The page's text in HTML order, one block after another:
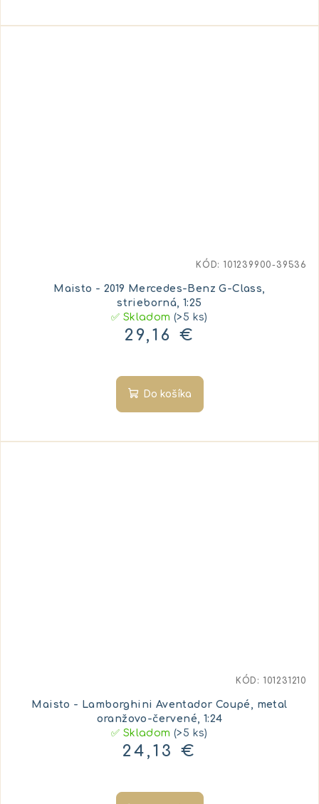
Maisto - 2019 Mercedes-Benz G-Class,
strieborná, 1:25
✅ Skladom(>5 ks)
29,16 €
Do košíka
KÓD: 101239900-39536
Maisto - Lamborghini Aventador Coupé, metal
oranžovo-červené, 1:24
✅ Skladom(>5 ks)
24,13 €
KÓD: 101231210